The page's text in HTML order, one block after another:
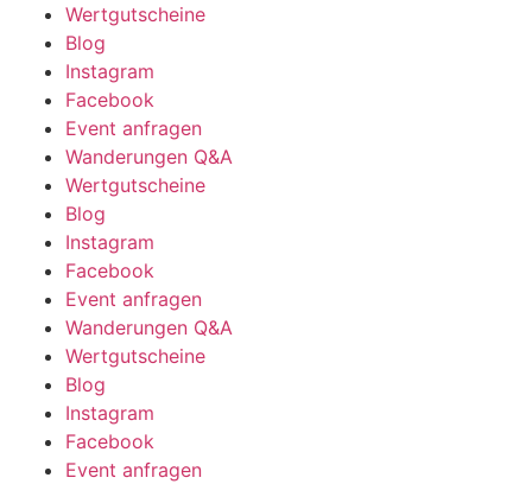
Wertgutscheine
Blog
Instagram
Facebook
Event anfragen
Wanderungen Q&A
Wertgutscheine
Blog
Instagram
Facebook
Event anfragen
Wanderungen Q&A
Wertgutscheine
Blog
Instagram
Facebook
Event anfragen